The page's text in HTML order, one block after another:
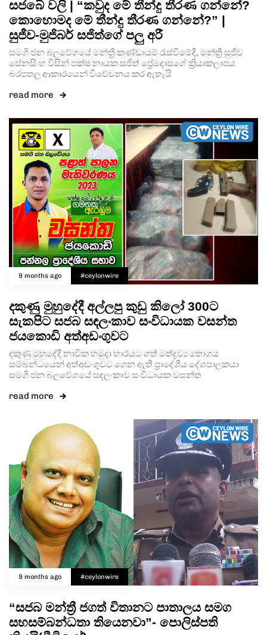
සජබේ වලි | “කවුද මේ තීන්දු තීරණ ගන්නේ?
කොහොමද මේ තීන්දු තීරණ ගන්නේ?” |
සුජීව-මුජිබර් සජිත්ගේ පලු අරී
සමගි ජන බලවේගයේ මන්ත්‍රී කණ්ඩායම් රැස්වීමේදී, මන්ත්‍රී සුජීව
සේනසිංහ විසින් පක්ෂ නායක සජිත් ප්‍රේමදාසගේ ක්‍රියාකලාපය
බරපතල ආකාරයෙන් විවේචනය කර ඇතැයි
read more
9 months ago #ceylonwire
දකුණු මුහුදේදී අල්ලපු කුඩු කිලෝ 300ට
සැකපිට සජබ සඳලංකාව සංවිධායක වසන්ත
ජයකොඩි අත්අඩංගුවට
දකුණු මුහුදේදී නාවික හමුදා භාරයට ගත් මත්ද්‍රව්‍ය තොගය
සම්බන්ධයෙන් අත්අඩංගුවට ගෙන ඇති ප්‍රාදේශීය දේශපාලකයා
සමගි ජන බලවේගයේ සඳලංකාව සංවිධායක වසන්ත
read more
9 months ago #ceylonwire
“සජබ මන්ත්‍රී ජගත් විතානට පාතාලය සමග
සහසම්බන්ධතා තියෙනවා”- පොලිස්පති